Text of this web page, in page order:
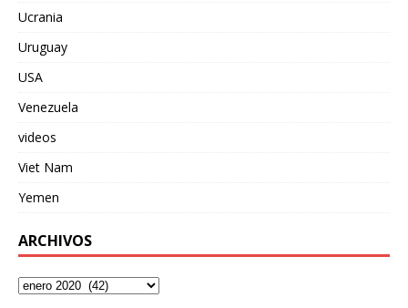
Ucrania
Uruguay
USA
Venezuela
videos
Viet Nam
Yemen
ARCHIVOS